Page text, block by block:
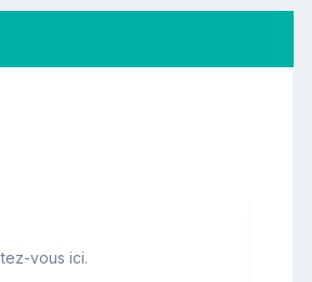
vous ici.